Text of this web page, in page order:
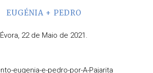
EUGÉNIA + PEDRO
Évora, 22 de Maio de 2021.